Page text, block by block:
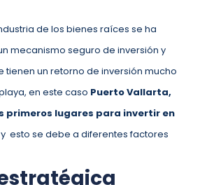
de los bienes raíces se ha
mecanismo seguro de inversión y
un retorno de inversión mucho
en este caso Puerto Vallarta,
primeros lugares para invertir en
y esto se debe a diferentes factores